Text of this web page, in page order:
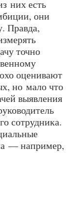
них есть
они
Правда,
точно
оценивают
но мало что
выявления
сотрудника.
— например,